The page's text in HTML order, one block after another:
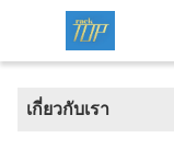
เกี่ยวกับเรา